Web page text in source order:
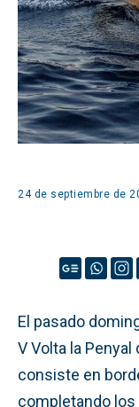
24 de septiembre de
El pasado
V Volta la Penyal
consiste en
completando